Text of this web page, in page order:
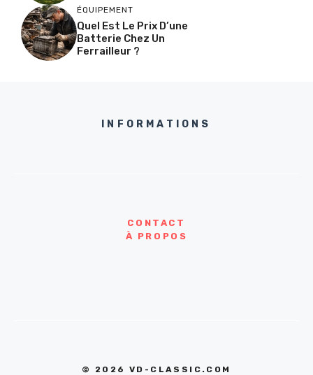
ÉQUIPEMENT
Quel Est Le Prix D’une
Batterie Chez Un
Ferrailleur ?
INFORMATIONS
CONTACT
À PROPOS
© 2026 VD-CLASSIC.COM